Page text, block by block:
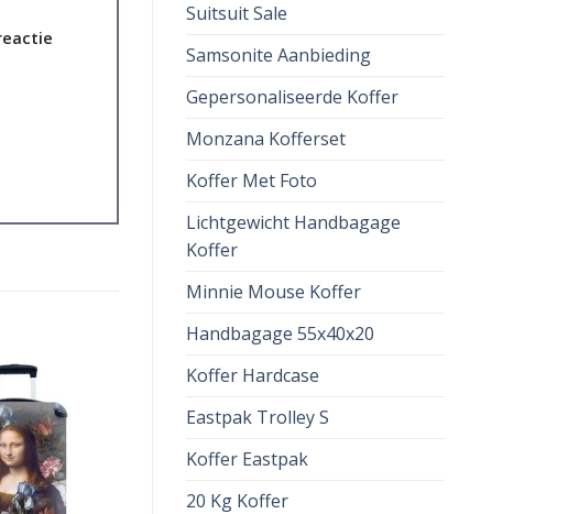
Suitsuit Sale
Samsonite Aanbieding
Gepersonaliseerde Koffer
Monzana Kofferset
Koffer Met Foto
Lichtgewicht Handbagage
Koffer
Minnie Mouse Koffer
Handbagage 55x40x20
Koffer Hardcase
Eastpak Trolley S
Koffer Eastpak
20 Kg Koffer